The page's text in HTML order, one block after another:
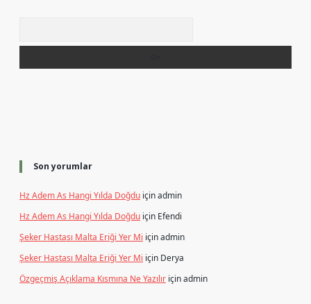
Son yorumlar
Hz Adem As Hangi Yılda Doğdu içinadmin
Hz Adem As Hangi Yılda Doğdu için Efendi
Şeker Hastası Malta Eriği Yer Mi içinadmin
Şeker Hastası Malta Eriği Yer Mi için Derya
Özgeçmiş Açıklama Kısmına Ne Yazılır içinadmin